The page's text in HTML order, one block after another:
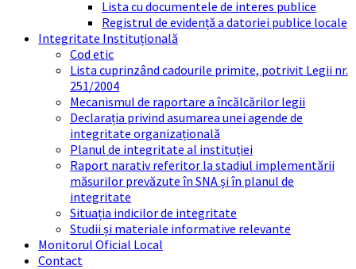
Lista cu documentele de interes publice
Registrul de evidență a datoriei publice locale
Integritate Instituțională
Cod etic
Lista cuprinzând cadourile primite, potrivit Legii nr.
251/2004
Mecanismul de raportare a încălcărilor legii
Declarația privind asumarea unei agende de
integritate organizațională
Planul de integritate al instituției
Raport narativ referitor la stadiul implementării
măsurilor prevăzute în SNA și în planul de
integritate
Situația indicilor de integritate
Studii și materiale informative relevante
Monitorul Oficial Local
Contact